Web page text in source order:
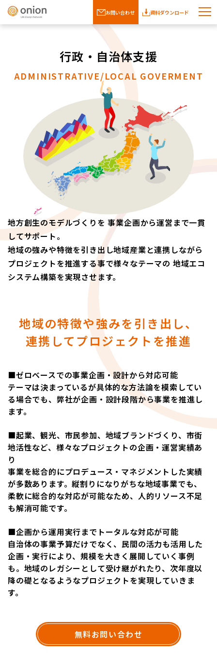
お問い合わせ 資料ダウンロード
行政・自治体支援
ADMINISTRATIVE/LOCAL GOVERMENT
地方創生のモデルづくりを 事業企画から運営まで一貫
してサポート。
地域の強みや特徴を引き出し地域産業と連携しながら
プロジェクトを推進する事で様々なテーマの 地域エコ
システム構築を実現させます。
地域の特徴や強みを引き出し、
連携してプロジェクトを推進
■ゼロベースでの事業企画・設計から対応可能
テーマは決まっているが具体的な方法論を模索してい
る場合でも、弊社が企画・設計段階から事業を推進し
ます。
■起業、観光、市民参加、地域ブランドづくり、市街
地活性など、様々なプロジェクトの企画・運営実績あ
り
事業を総合的にプロデュース・マネジメントした実績
が多数あります。縦割りになりがちな地域事業でも、
柔軟に総合的な対応が可能なため、人的リソース不足
も解消可能です。
■企画から運用実行までトータルな対応が可能
自治体の事業予算だけでなく、民間の活力も活用した
企画・実行により、規模を大きく展開していく事例
も。地域のレガシーとして受け継がれたり、次年度以
降の礎となるようなプロジェクトを実現していきま
す。
無料お問い合わせ